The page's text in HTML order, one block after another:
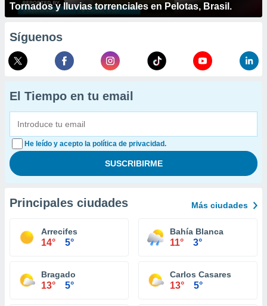
Tornados y lluvias torrenciales en Pelotas, Brasil.
Síguenos
El Tiempo en tu email
He leído y acepto la política de privacidad.
Principales ciudades Más ciudades
Arrecifes
14° 5°
Bahía Blanca
11° 3°
Bragado
13° 5°
Carlos Casares
13° 5°